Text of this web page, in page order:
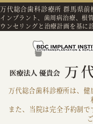
万代総合歯科診療所 群馬県前
インプラント、歯周病治療、根
ウンセリングと治療計画を基に
万代総合歯科診療所は、
また、当院は完全予約制